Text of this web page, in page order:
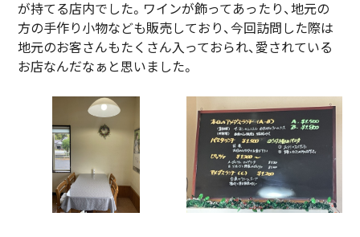
が持てる店内でした。ワインが飾ってあったり、地元の
方の手作り小物なども販売しており、今回訪問した際は
地元のお客さんもたくさん入っておられ、愛されている
お店なんだなぁと思いました。